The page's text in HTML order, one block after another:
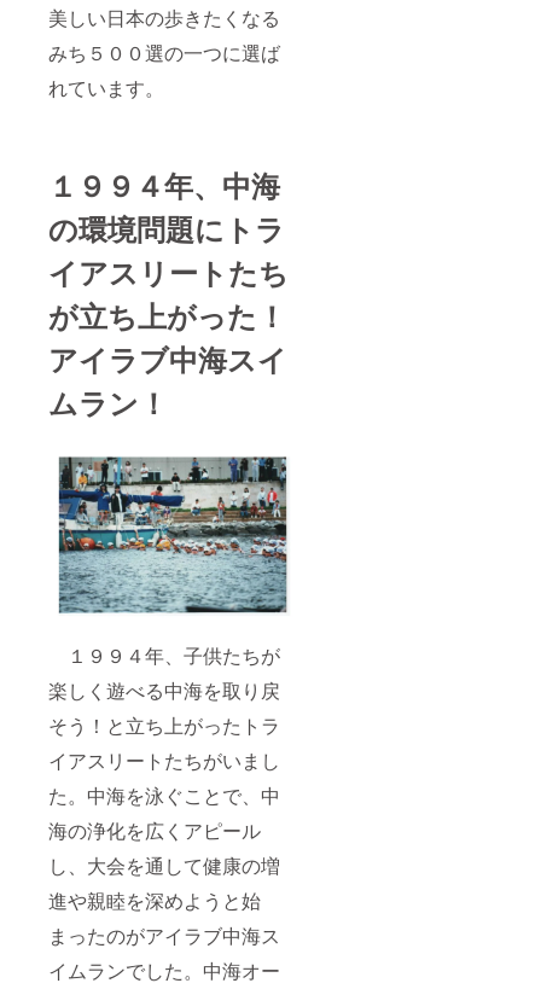
美しい日本の歩きたくなる
みち５００選の一つに選ば
れています。
１９９４年、中海
の環境問題にトラ
イアスリートたち
が立ち上がった！
アイラブ中海スイ
ムラン！
１９９４年、子供たちが
楽しく遊べる中海を取り戻
そう！と立ち上がったトラ
イアスリートたちがいまし
た。中海を泳ぐことで、中
海の浄化を広くアピール
し、大会を通して健康の増
進や親睦を深めようと始
まったのがアイラブ中海ス
イムランでした。中海オー